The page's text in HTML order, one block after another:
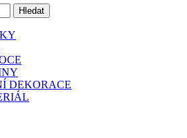
DEKORACE